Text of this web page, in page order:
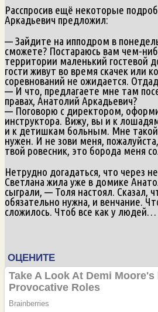
Расспросив ещё некоторые
Аркадьевич предложил:
— Зайдите на ипподром в
сможете? Постараюсь вам чем-
территории маленький гостевой
гости живут во время скачек или
соревнований не ожидается.
— И что, предлагаете мне там
правах, Анатолий Аркадьевич?
— Поговорю с директором,
инструктора. Вижу, вы и к
и к детишкам больным. Мне
нужен. И не зови меня,
твой ровесник, это борода меня
Нетрудно догадаться, что через
Светлана жила уже в домике
сыграли, — Толя настоял. Сказал,
обязательно нужна, и венчание.
сложилось. Чтоб все как у людей…